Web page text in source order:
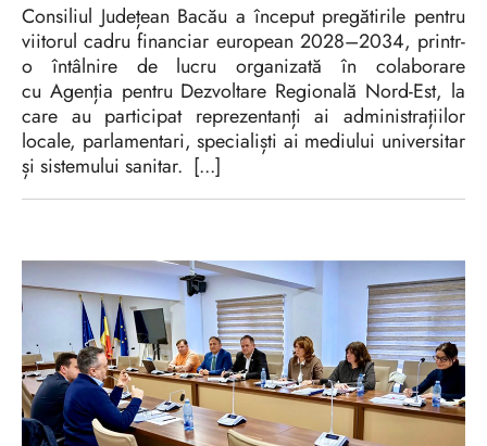
Consiliul Județean Bacău a început pregătirile pentru
viitorul cadru financiar european 2028–2034, printr-
o întâlnire de lucru organizată în colaborare
cu Agenția pentru Dezvoltare Regională Nord-Est, la
care au participat reprezentanți ai administrațiilor
locale, parlamentari, specialiști ai mediului universitar
și sistemului sanitar. [...]